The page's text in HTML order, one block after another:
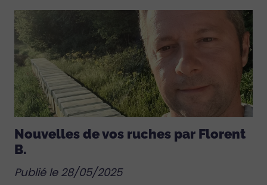
Nouvelles de vos ruches par Florent
B.
Publié le 28/05/2025